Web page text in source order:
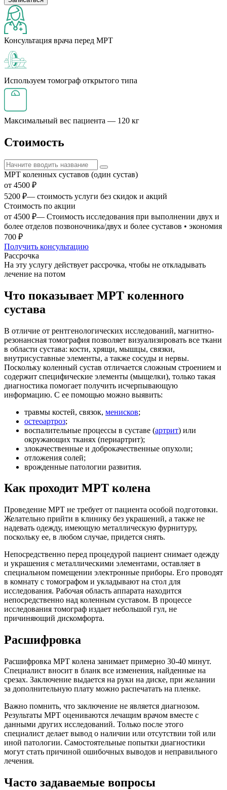
Консультация врача перед МРТ
Используем томограф открытого типа
Максимальный вес пациента — 120 кг
Стоимость
МРТ коленных суставов (один сустав)
от 4500 ₽
5200 ₽— стоимость услуги без скидок и акций
Стоимость по акции
от 4500 ₽— Стоимость исследования при выполнении двух и
более отделов позвоночника/двух и более суставов • экономия
700 ₽
Получить консультацию
Рассрочка
На эту услугу действует рассрочка, чтобы не откладывать
лечение на потом
Что показывает МРТ коленного
сустава
В отличие от рентгенологических исследований, магнитно-
резонансная томография позволяет визуализировать все ткани
в области сустава: кости, хрящи, мышцы, связки,
внутрисуставные элементы, а также сосуды и нервы.
Поскольку коленный сустав отличается сложным строением и
содержит специфические элементы (мыщелки), только такая
диагностика помогает получить исчерпывающую
информацию. С ее помощью можно выявить:
травмы костей, связок, менисков;
остеоартроз;
воспалительные процессы в суставе (артрит) или
окружающих тканях (периартрит);
злокачественные и доброкачественные опухоли;
отложения солей;
врожденные патологии развития.
Как проходит МРТ колена
Проведение МРТ не требует от пациента особой подготовки.
Желательно прийти в клинику без украшений, а также не
надевать одежду, имеющую металлическую фурнитуру,
поскольку ее, в любом случае, придется снять.
Непосредственно перед процедурой пациент снимает одежду
и украшения с металлическими элементами, оставляет в
специальном помещении электронные приборы. Его проводят
в комнату с томографом и укладывают на стол для
исследования. Рабочая область аппарата находится
непосредственно над коленным суставом. В процессе
исследования томограф издает небольшой гул, не
причиняющий дискомфорта.
Расшифровка
Расшифровка МРТ колена занимает примерно 30-40 минут.
Специалист вносит в бланк все изменения, найденные на
срезах. Заключение выдается на руки на диске, при желании
за дополнительную плату можно распечатать на пленке.
Важно помнить, что заключение не является диагнозом.
Результаты МРТ оцениваются лечащим врачом вместе с
данными других исследований. Только после этого
специалист делает вывод о наличии или отсутствии той или
иной патологии. Самостоятельные попытки диагностики
могут стать причиной ошибочных выводов и неправильного
лечения.
Часто задаваемые вопросы